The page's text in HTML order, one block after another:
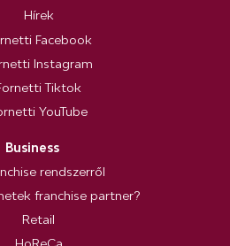
Hírek
Facebook
Instagram
Tiktok
YouTube
Business
rendszerről
franchise partner?
Retail